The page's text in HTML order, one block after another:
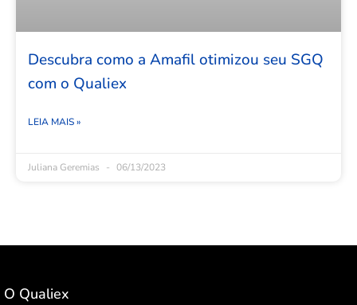
Descubra como a Amafil otimizou seu SGQ
com o Qualiex
LEIA MAIS »
Juliana Geremias 06/13/2023
O Qualiex